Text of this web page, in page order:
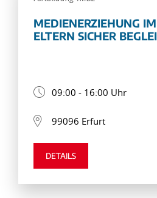
MEDIENERZIEHUNG
ELTERN SICHER
09:00 - 16:00 Uhr
99096 Erfurt
DETAILS